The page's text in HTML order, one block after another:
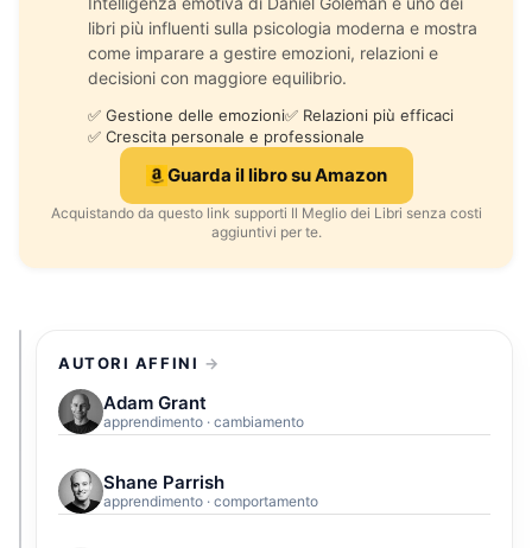
libri più influenti sulla psicologia moderna e mostra
come imparare a gestire emozioni, relazioni e
decisioni con maggiore equilibrio.
✅ Gestione delle emozioni✅ Relazioni più efficaci
✅ Crescita personale e professionale
Guarda il libro su Amazon
Acquistando da questo link supporti Il Meglio dei Libri senza costi
aggiuntivi per te.
AUTORI AFFINI
Adam Grant
apprendimento · cambiamento
Shane Parrish
apprendimento · comportamento